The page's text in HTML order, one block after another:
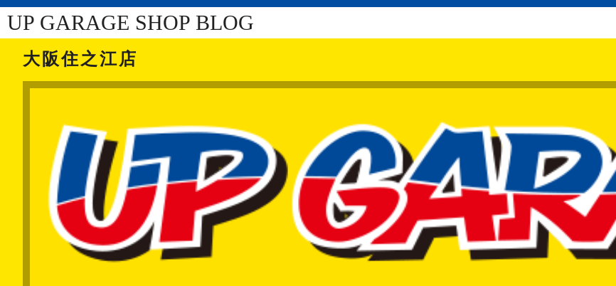
UP GARAGE SHOP BLOG
大阪住之江店